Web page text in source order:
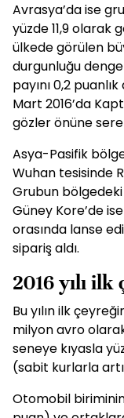
Avrasya’da ise
yüzde 11,9 olarak
ülkede görülen
durgunluğu
payını 0,2
Mart 2016’da
gözler önüne
Asya-Pasifik
Wuhan tesisinde
Grubun
Güney Kore’de
orasında lanse
sipariş aldı.
2016 yılı
Bu yılın ilk
milyon avro
seneye kıyasla
(sabit kurlarla artı
Otomobil